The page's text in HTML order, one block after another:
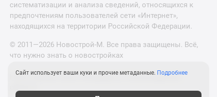
систематизации и анализа сведений, относящихся к
предпочтениям пользователей сети «Интернет»,
находящихся на территории Российской Федерации.
© 2011—2026 Новострой-М. Все права защищены. Всё,
что нужно знать о новостройках
Новостройки Санкт-Петербурга и Ленинградской
Сайт использует ваши куки и прочие метаданные. Подробнее